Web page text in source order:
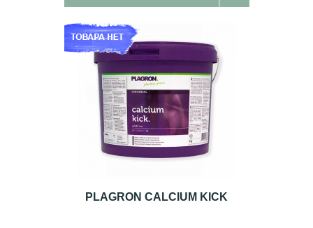
PLAGRON CALCIUM KICK